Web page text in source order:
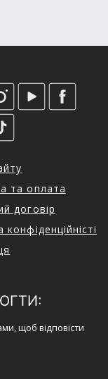
та оплата
договір
конфіденційністі
щоб відповісти